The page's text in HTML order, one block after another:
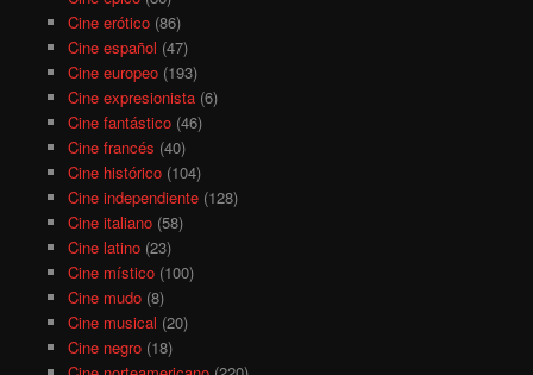
Cine erótico(86)
Cine español (47)
Cine europeo(193)
Cine expresionista(6)
Cine fantástico(46)
Cine francés (40)
Cine histórico(104)
Cine independiente(128)
Cine italiano(58)
Cine latino(23)
Cine místico(100)
Cine mudo(8)
Cine musical (20)
Cine negro(18)